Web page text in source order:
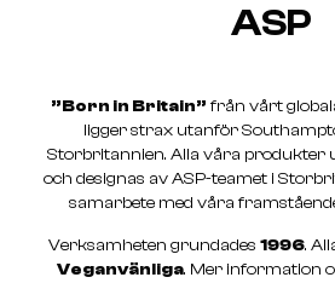
ASP
”Born in Britain” från vårt
ligger strax utanför
Storbritannien. Alla våra produkter
och designas av ASP-teamet i
samarbete med våra
Verksamheten grundades 1996.
Veganvänliga. Mer information